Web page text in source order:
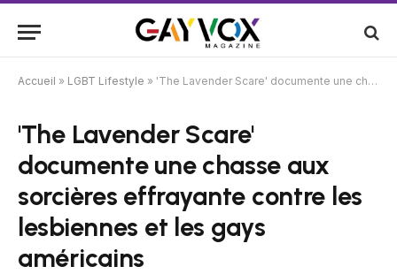
Accueil » LGBT Lifestyle » 'The Lavender Scare' documente une chasse aux sorcières effrayante contre les lesbiennes et les gays américains
'The Lavender Scare'
documente une chasse aux
sorcières effrayante contre les
lesbiennes et les gays
américains